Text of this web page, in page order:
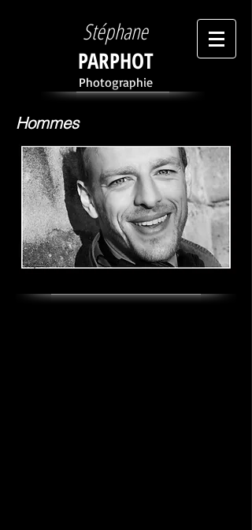
Stéphane
PARPHOT
Photographie
Hommes